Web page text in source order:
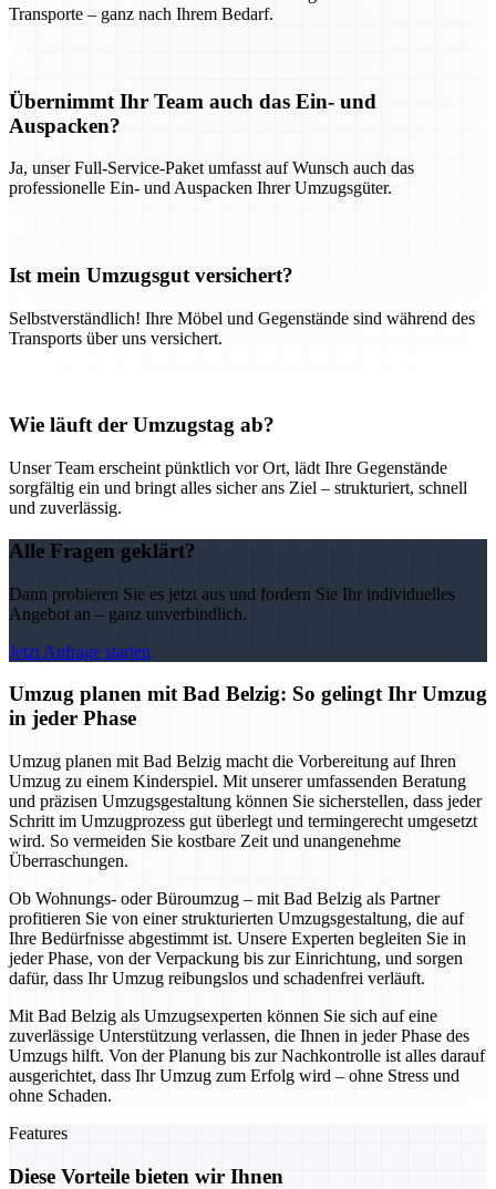
Transporte – ganz nach Ihrem Bedarf.
Übernimmt Ihr Team auch das Ein- und
Auspacken?
Ja, unser Full-Service-Paket umfasst auf Wunsch auch das
professionelle Ein- und Auspacken Ihrer Umzugsgüter.
Ist mein Umzugsgut versichert?
Selbstverständlich! Ihre Möbel und Gegenstände sind während des
Transports über uns versichert.
Wie läuft der Umzugstag ab?
Unser Team erscheint pünktlich vor Ort, lädt Ihre Gegenstände
sorgfältig ein und bringt alles sicher ans Ziel – strukturiert, schnell
und zuverlässig.
Alle Fragen geklärt?
Dann probieren Sie es jetzt aus und fordern Sie Ihr individuelles
Angebot an – ganz unverbindlich.
Jetzt Anfrage starten
Umzug planen mit Bad Belzig: So gelingt Ihr Umzug
in jeder Phase
Umzug planen mit Bad Belzig macht die Vorbereitung auf Ihren
Umzug zu einem Kinderspiel. Mit unserer umfassenden Beratung
und präzisen Umzugsgestaltung können Sie sicherstellen, dass jeder
Schritt im Umzugprozess gut überlegt und termingerecht umgesetzt
wird. So vermeiden Sie kostbare Zeit und unangenehme
Überraschungen.
Ob Wohnungs- oder Büroumzug – mit Bad Belzig als Partner
profitieren Sie von einer strukturierten Umzugsgestaltung, die auf
Ihre Bedürfnisse abgestimmt ist. Unsere Experten begleiten Sie in
jeder Phase, von der Verpackung bis zur Einrichtung, und sorgen
dafür, dass Ihr Umzug reibungslos und schadenfrei verläuft.
Mit Bad Belzig als Umzugsexperten können Sie sich auf eine
zuverlässige Unterstützung verlassen, die Ihnen in jeder Phase des
Umzugs hilft. Von der Planung bis zur Nachkontrolle ist alles darauf
ausgerichtet, dass Ihr Umzug zum Erfolg wird – ohne Stress und
ohne Schaden.
Features
Diese Vorteile bieten wir Ihnen